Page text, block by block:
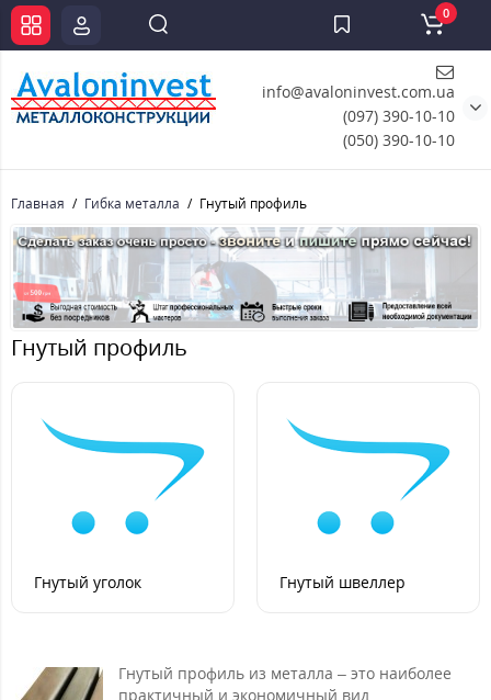
info@avaloninvest.com.ua
(097) 390-10-10
(050) 390-10-10
0
Главная Гибка металла Гнутый профиль
Гнутый профиль
Гнутый уголок Гнутый швеллер
Гнутый профиль из металла – это наиболее
практичный и экономичный вид